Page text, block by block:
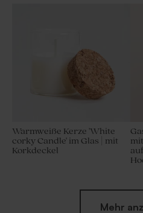
Warmweiße Kerze 'White
corky Candle' im Glas | mit
Korkdeckel
Mehr